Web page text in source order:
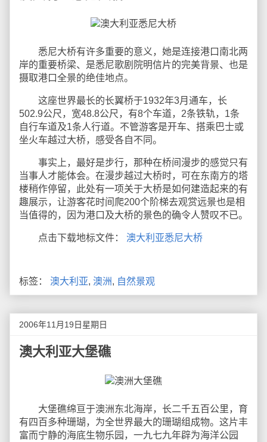
悉尼大桥有许多重要的意义，她是连接港口南北两
岸的重要桥梁、是悉尼歌剧院明信片的完美背景、也是
摄取港口全景的绝佳地点。
这座世界最长的长翼桥于1932年3月通车，长
502.9公尺，宽48.8公尺，有8个车道，2条铁轨，1条
自行车道及1条人行道。不管游客是开车、搭乘巴士或
坐火车越过大桥，感受各自不同。
事实上，最好是步行，那种在桥间漫步的感觉只有
当事人才能体会。在漫步越过大桥时，可在东南方的塔
楼稍作停留，此处有一项关于大桥是如何建造起来的有
趣展示，让游客花时间爬200个阶梯去观赏远景也是相
当值得的，因为港口及大桥的景色的确令人赞叹不已。
点击下载地标文件： 澳大利亚悉尼大桥
标签： 澳大利亚, 澳洲, 自然景观
2006年11月19日星期日
澳大利亚大堡礁
大堡礁绵亘于澳洲东北海岸，长二千五百公里，育
有四百多种珊瑚，为全世界最大的珊瑚组成物。这片丰
富而宁静的海底生物乐园，一九七九年辟为海洋公园